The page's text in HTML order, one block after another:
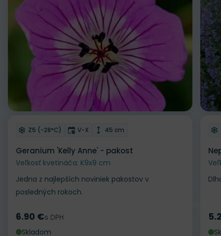
Odober do zoznamu želaní
Mrazuvzdornosť
Z5 (-28°C) Doba kvitnutia
V-X Výška rastliny
45 cm
Geranium 'Kelly Anne' - pakost
Veľkosť kvetináča: K9x9 cm
Jedna z najlepších noviniek pakostov v
posledných rokoch.
Cena
6.90 €s DPH
Skladom